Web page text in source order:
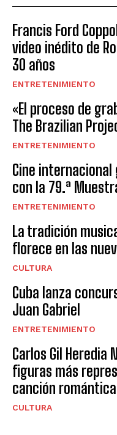
Francis Ford
video inédito de
30 años
ENTRETENIMIENTO
«El proceso de
The Brazilian
ENTRETENIMIENTO
Cine
con la 79.ª
ENTRETENIMIENTO
La tradición
florece en las
CULTURA
Cuba lanza
Juan Gabriel
ENTRETENIMIENTO
Carlos Gil Heredia
figuras más
canción
CULTURA